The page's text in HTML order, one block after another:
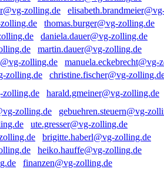
thomas.burger@vg-zolling.de
daniela.dauer@vg-zolling.de
martin.dauer@vg-zolling.de
manuela.eckebrecht@vg-
christine.fischer@vg-
harald.gmeiner@vg-zolling.de
gebuehren.steuern@vg-
ute.gresser@vg-zolling.de
brigitte.haberl@vg-zolling.de
heiko.hauffe@vg-zolling.de
finanzen@vg-zolling.de